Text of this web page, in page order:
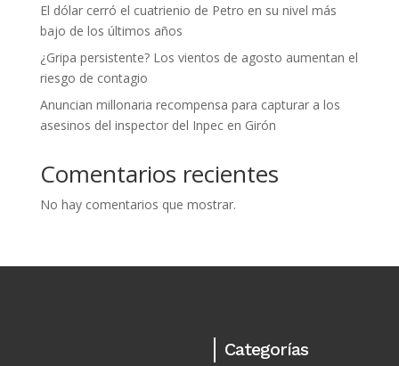
El dólar cerró el cuatrienio de Petro en su nivel más
bajo de los últimos años
¿Gripa persistente? Los vientos de agosto aumentan el
riesgo de contagio
Anuncian millonaria recompensa para capturar a los
asesinos del inspector del Inpec en Girón
Comentarios recientes
No hay comentarios que mostrar.
Categorías